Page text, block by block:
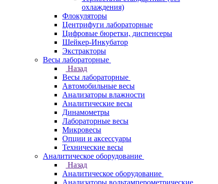
охлаждения)
Флокуляторы
Центрифуги лабораторные
Цифровые бюретки, диспенсеры
Шейкер-Инкубатор
Экстракторы
Весы лабораторные
Назад
Весы лабораторные
Автомобильные весы
Анализаторы влажности
Аналитические весы
Динамометры
Лабораторные весы
Микровесы
Опции и аксессуары
Технические весы
Аналитическое оборудование
Назад
Аналитическое оборудование
Анализаторы вольтамперометрические